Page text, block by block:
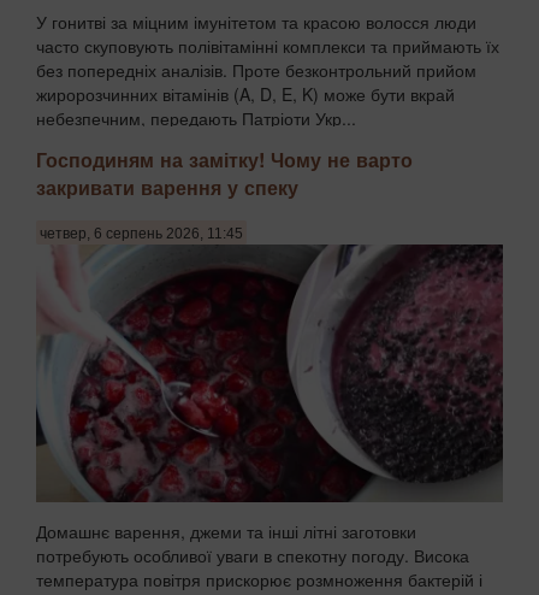
У гонитві за міцним імунітетом та красою волосся люди
часто скуповують полівітамінні комплекси та приймають їх
без попередніх аналізів. Проте безконтрольний прийом
жиророзчинних вітамінів (A, D, E, K) може бути вкрай
небезпечним, передають Патріоти Укр...
Господиням на замітку! Чому не варто
закривати варення у спеку
четвер, 6 серпень 2026, 11:45
Домашнє варення, джеми та інші літні заготовки
потребують особливої уваги в спекотну погоду. Висока
температура повітря прискорює розмноження бактерій і